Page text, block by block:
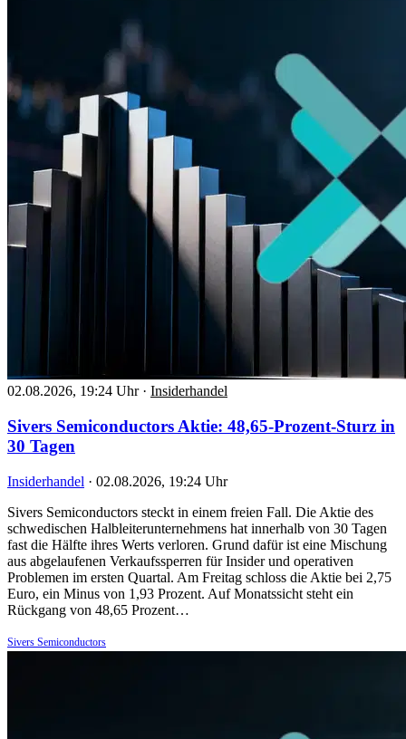
02.08.2026, 19:24 Uhr · Insiderhandel
Sivers Semiconductors Aktie: 48,65-Prozent-Sturz in
30 Tagen
Insiderhandel · 02.08.2026, 19:24 Uhr
Sivers Semiconductors steckt in einem freien Fall. Die Aktie des
schwedischen Halbleiterunternehmens hat innerhalb von 30 Tagen
fast die Hälfte ihres Werts verloren. Grund dafür ist eine Mischung
aus abgelaufenen Verkaufssperren für Insider und operativen
Problemen im ersten Quartal. Am Freitag schloss die Aktie bei 2,75
Euro, ein Minus von 1,93 Prozent. Auf Monatssicht steht ein
Rückgang von 48,65 Prozent…
Sivers Semiconductors